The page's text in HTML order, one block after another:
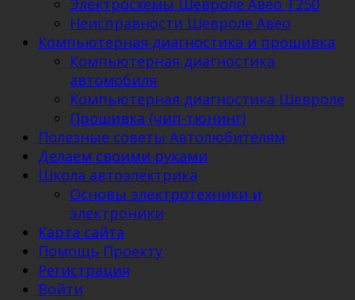
Электросхемы Шевроле Авео Т250
Неисправности Шевроле Авео
Компьютерная диагностика и прошивка
Компьютерная диагностика
автомобиля
Компьютерная диагностика Шевроле
Прошивка (чип-тюнинг)
Полезные советы Автолюбителям
Делаем своими руками
Школа автоэлектрика
Основы электротехники и
электроники
Карта сайта
Помощь Проекту
Регистрация
Войти